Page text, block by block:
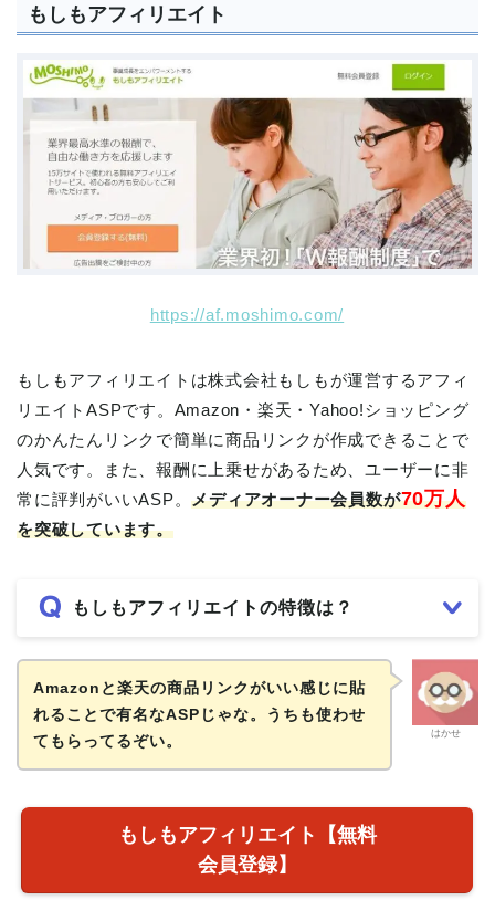
もしもアフィリエイト
https://af.moshimo.com/
もしもアフィリエイトは株式会社もしもが運営するアフィ
リエイトASPです。Amazon・楽天・Yahoo!ショッピング
のかんたんリンクで簡単に商品リンクが作成できることで
人気です。また、報酬に上乗せがあるため、ユーザーに非
常に評判がいいASP。メディアオーナー会員数が70万人
を突破しています。
もしもアフィリエイトの特徴は？
はかせ
Amazonと楽天の商品リンクがいい感じに貼
れることで有名なASPじゃな。うちも使わせ
てもらってるぞい。
もしもアフィリエイト【無料
会員登録】